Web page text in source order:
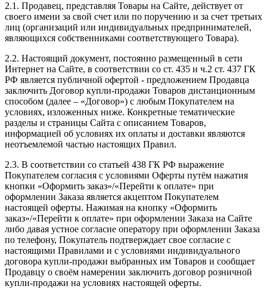
2.1. Продавец, представляя Товары на Сайте, действует от
своего имени за свой счет или по поручению и за счет третьих
лиц (организаций или индивидуальных предпринимателей,
являющихся собственниками соответствующего Товара).
2.2. Настоящий документ, постоянно размещенный в сети
Интернет на Сайте, в соответствии со ст. 435 и ч.2 ст. 437 ГК
РФ является публичной офертой - предложением Продавца
заключить Договор купли-продажи Товаров дистанционным
способом (далее – «Договор») с любым Покупателем на
условиях, изложенных ниже. Конкретные тематические
разделы и страницы Сайта с описанием Товаров,
информацией об условиях их оплаты и доставки являются
неотъемлемой частью настоящих Правил.
2.3. В соответствии со статьей 438 ГК РФ выражение
Покупателем согласия с условиями Оферты путём нажатия
кнопки «Оформить заказ»/«Перейти к оплате» при
оформлении Заказа является акцептом Покупателем
настоящей оферты. Нажимая на кнопку «Оформить
заказ»/«Перейти к оплате» при оформлении Заказа на Сайте
либо давая устное согласие оператору при оформлении Заказа
по телефону, Покупатель подтверждает свое согласие с
настоящими Правилами и с условиями индивидуального
договора купли-продажи выбранных им Товаров и сообщает
Продавцу о своём намерении заключить договор розничной
купли-продажи на условиях настоящей оферты.